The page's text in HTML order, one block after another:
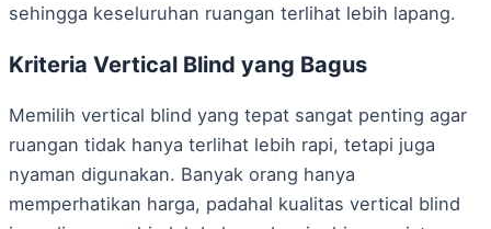
sehingga keseluruhan ruangan terlihat lebih lapang.
Kriteria Vertical Blind yang Bagus
Memilih vertical blind yang tepat sangat penting agar
ruangan tidak hanya terlihat lebih rapi, tetapi juga
nyaman digunakan. Banyak orang hanya
memperhatikan harga, padahal kualitas vertical blind